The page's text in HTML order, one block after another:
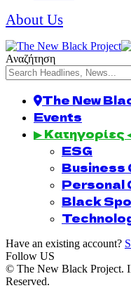
About Us
Αναζήτηση
The New
Events
▶ Κατηγορίες
ESG
Business
Personal
Black
Have an existing account?
Follow US
© The New Black Project.
Reserved.